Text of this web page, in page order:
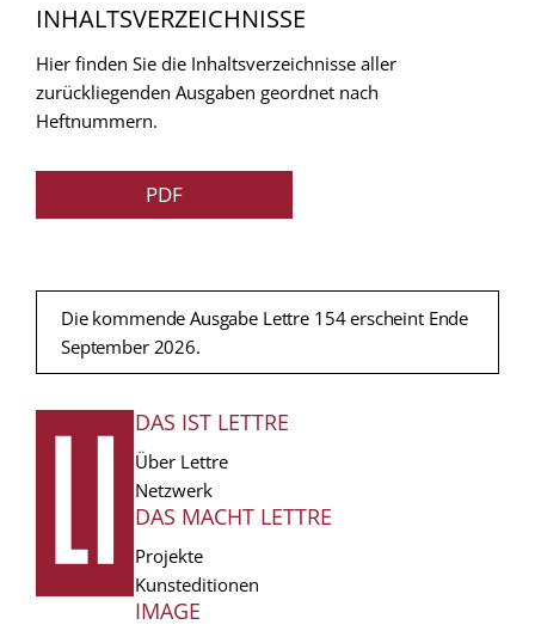
INHALTSVERZEICHNISSE
Hier finden Sie die Inhaltsverzeichnisse aller
zurückliegenden Ausgaben geordnet nach
Heftnummern.
PDF
Die kommende Ausgabe Lettre 154 erscheint Ende
September 2026.
FUSSZEILE
DAS IST LETTRE
Über Lettre
Netzwerk
DAS MACHT LETTRE
Projekte
Kunsteditionen
IMAGE